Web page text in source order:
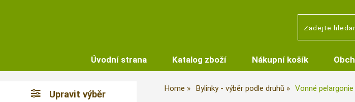
Úvodní strana Katalog zboží Nákupní košík
Home Bylinky - výběr podle druhů Vonné
Upravit výběr